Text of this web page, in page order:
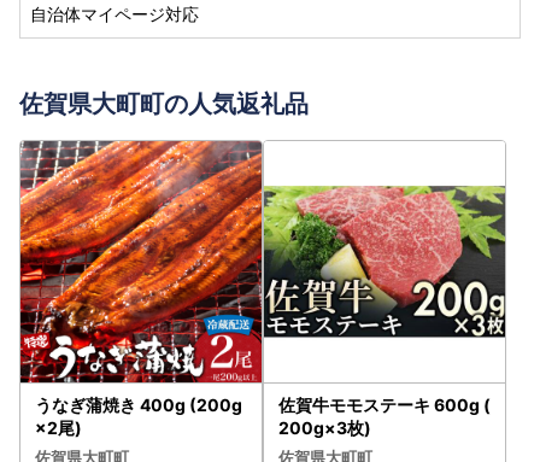
自治体マイページ対応
佐賀県大町町の人気返礼品
うなぎ蒲焼き 400g (200g
×2尾)
佐賀県大町町
佐賀牛モモステーキ 600g (
200g×3枚)
佐賀県大町町